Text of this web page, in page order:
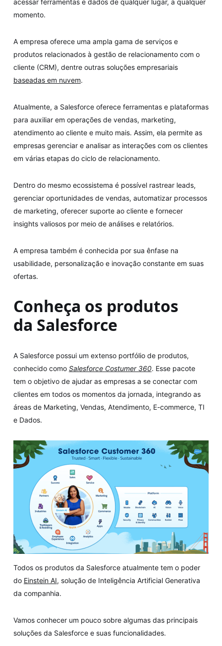
momento.
A empresa oferece uma ampla gama de serviços e
produtos relacionados à gestão de relacionamento com o
cliente (CRM), dentre outras soluções empresariais
baseadas em nuvem.
Atualmente, a Salesforce oferece ferramentas e plataformas
para auxiliar em operações de vendas, marketing,
atendimento ao cliente e muito mais. Assim, ela permite as
empresas gerenciar e analisar as interações com os clientes
em várias etapas do ciclo de relacionamento.
Dentro do mesmo ecossistema é possível rastrear leads,
gerenciar oportunidades de vendas, automatizar processos
de marketing, oferecer suporte ao cliente e fornecer
insights valiosos por meio de análises e relatórios.
A empresa também é conhecida por sua ênfase na
usabilidade, personalização e inovação constante em suas
ofertas.
Conheça os produtos
da Salesforce
A Salesforce possui um extenso portfólio de produtos,
conhecido como Salesforce Costumer 360. Esse pacote
tem o objetivo de ajudar as empresas a se conectar com
clientes em todos os momentos da jornada, integrando as
áreas de Marketing, Vendas, Atendimento, E-commerce, TI
e Dados.
Todos os produtos da Salesforce atualmente tem o poder
do Einstein AI, solução de Inteligência Artificial Generativa
da companhia.
Vamos conhecer um pouco sobre algumas das principais
soluções da Salesforce e suas funcionalidades.